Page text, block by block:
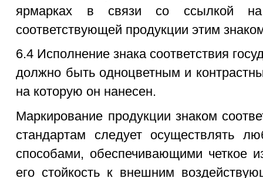
ярмарках в связи со ссылкой на
соответствующей продукции этим
6.4 Исполнение знака соответствия
должно быть одноцветным и
на которую он нанесен.
Маркирование продукции знаком
стандартам следует осуществлять
способами, обеспечивающими четкое
его стойкость к внешним